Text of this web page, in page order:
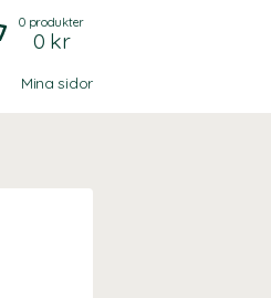
0produkter
0 kr
Mina sidor